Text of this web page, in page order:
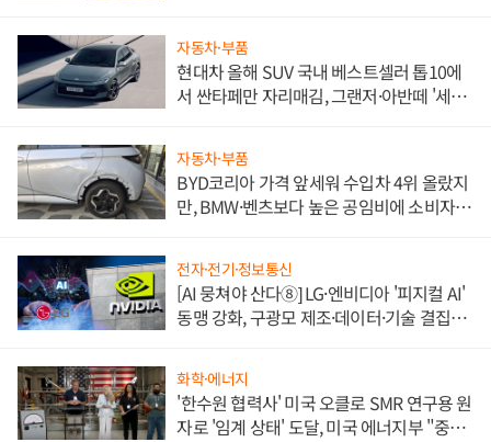
자동차·부품
현대차 올해 SUV 국내 베스트셀러 톱10에
서 싼타페만 자리매김, 그랜저·아반떼 '세단
자동차·부품
BYD코리아 가격 앞세워 수입차 4위 올랐지
만, BMW·벤츠보다 높은 공임비에 소비자
전자·전기·정보통신
[AI 뭉쳐야 산다⑧] LG·엔비디아 '피지컬 AI'
동맹 강화, 구광모 제조·데이터·기술 결집
화학·에너지
'한수원 협력사' 미국 오클로 SMR 연구용 원
자로 '임계 상태' 도달, 미국 에너지부 "중요